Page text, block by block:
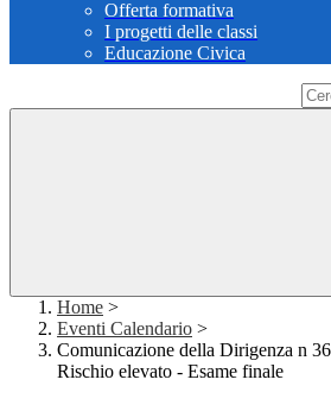
Offerta formativa
I progetti delle classi
Educazione Civica
Home >
Eventi Calendario >
Comunicazione della Dirigenza n
Rischio elevato - Esame finale